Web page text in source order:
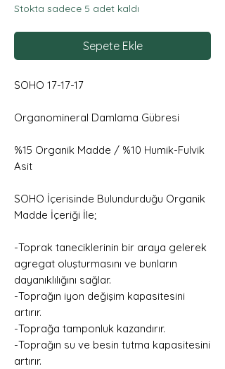
Stokta sadece 5 adet kaldı
Sepete Ekle
SOHO 17-17-17
Organomineral Damlama Gübresi
%15 Organik Madde / %10 Humik-Fulvik
Asit
SOHO İçerisinde Bulundurduğu Organik
Madde İçeriği İle;
-Toprak taneciklerinin bir araya gelerek
agregat oluşturmasını ve bunların
dayanıklılığını sağlar.
-Toprağın iyon değişim kapasitesini
artırır.
-Toprağa tamponluk kazandırır.
-Toprağın su ve besin tutma kapasitesini
artırır.